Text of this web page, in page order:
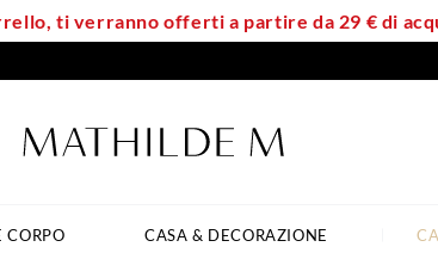
ti verranno offerti a partire da 29 € di
CORPO CASA & DECORAZIONE